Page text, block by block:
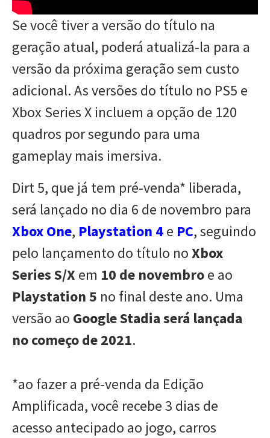
Se você tiver a versão do título na
geração atual, poderá atualizá-la para a
versão da próxima geração sem custo
adicional. As versões do título no PS5 e
Xbox Series X incluem a opção de 120
quadros por segundo para uma
gameplay mais imersiva.
Dirt 5, que já tem pré-venda* liberada,
será lançado no dia 6 de novembro para
Xbox One, Playstation 4e PC, seguindo
pelo lançamento do título noXbox
Series S/X em 10 de novembroe ao
Playstation 5 no final deste ano. Uma
versão ao Google Stadiaserá lançada
no começo de 2021.
*ao fazer a pré-venda da Edição
Amplificada, você recebe 3 dias de
acesso antecipado ao jogo, carros